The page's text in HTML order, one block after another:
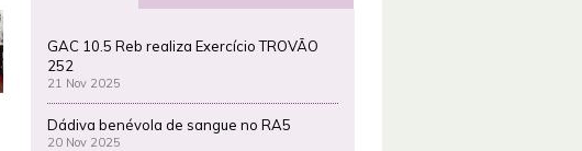
GAC 10.5 Reb realiza Exercício TROVÃO
252
21 Nov 2025
Dádiva benévola de sangue no RA5
20 Nov 2025